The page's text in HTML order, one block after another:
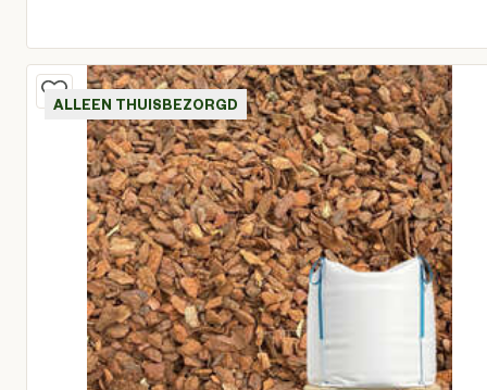
Huidige prijs € 249,95
ALLEEN THUISBEZORGD